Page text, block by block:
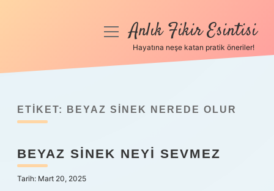
Anasayfa
Yasal Uyarı
Hakkımızda
menüyüAnlık Fikir Esintisi
Hayatına neşe katan pratik öneriler!
ETIKET: BEYAZ SINEK NEREDE OLUR
BEYAZ SINEK NEYI SEVMEZ
Tarih: Mart 20, 2025